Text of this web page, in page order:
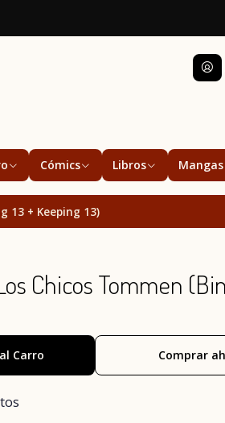
Cómics Libros
13 + Keeping 13)
Chicos Tommen
Carro Comprar